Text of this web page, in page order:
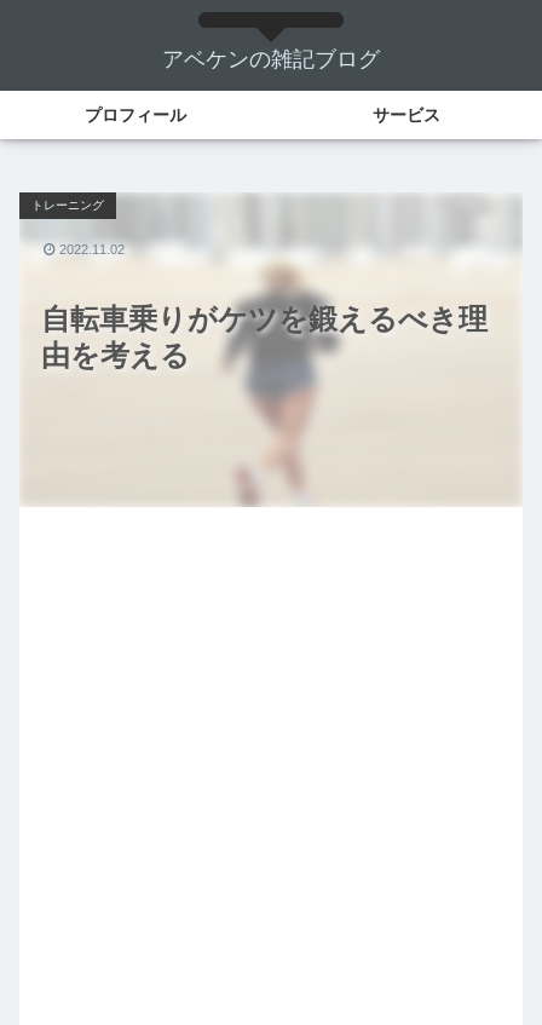
アベケンの雑記ブログ
プロフィール サービス
自転車乗りがケツを鍛えるべき理
由を考える
トレーニング
2022.11.02